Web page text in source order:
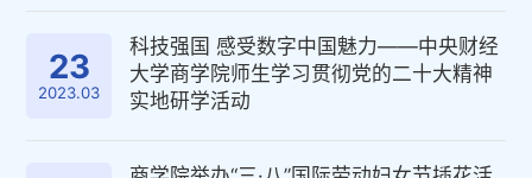
23
2023.03
科技强国 感受数字中国魅力——中央财经
大学商学院师生学习贯彻党的二十大精神
实地研学活动